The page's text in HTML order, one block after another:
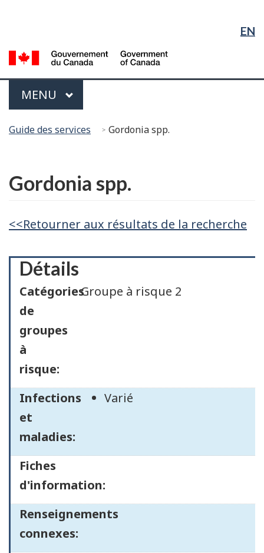
principal
propos
du
gouvernement »
version
HTML
simplifiée
la
langue
EN
Menu
PRINCIPAL
MENU
êtes
Guide des services
Gordonia spp.
Gordonia spp.
<<Retourner aux résultats de la recherche
Détails
Catégories
de
groupes
à
risque:
Groupe à risque 2
Infections
et
maladies:
Varié
Fiches
d'information:
Renseignements
connexes: